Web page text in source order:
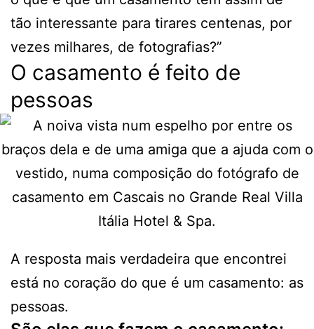
tão interessante para tirares centenas, por
vezes milhares, de fotografias?”
O casamento é feito de
pessoas
A resposta mais verdadeira que encontrei
está no coração do que é um casamento: as
pessoas.